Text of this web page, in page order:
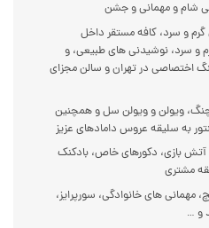
شام و مهمانی و جشن
و سرد، کافه مستقر داخل
و سرد، نوشیدنی های طبیعی، و
اختصاصی در تهران و سالن مجزای
ویولن و ویولن سل و همچنین
به سلیقه عروس دامادهای عزیز
آتش بازی، دکورهای خاص، بادکنک
مشتری
مهمانی های خانوادگی، سورپرایز،
و …